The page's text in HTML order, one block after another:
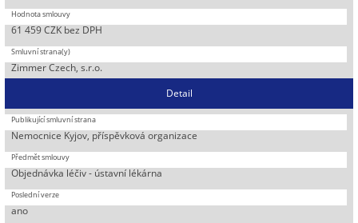
61 459 CZK bez DPH
Zimmer Czech, s.r.o.
Detail
Nemocnice Kyjov, příspěvková organizace
Objednávka léčiv - ústavní lékárna
ano